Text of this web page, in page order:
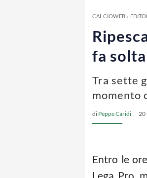
CALCIOWEB»
fa
Tra sette
momento
di Peppe Caridi 20
Entro le
Lega Pro,